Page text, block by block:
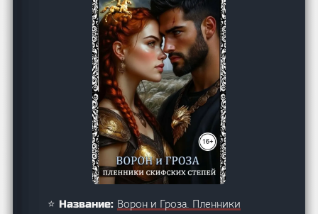
⭐ Название: Ворон и Гроза. Пленники